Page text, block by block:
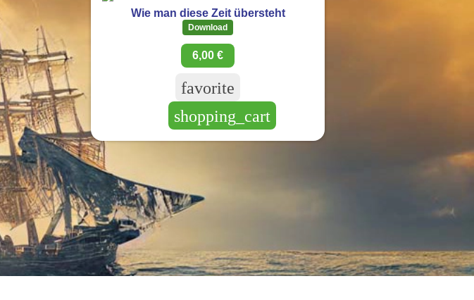
Wie man diese Zeit übersteht
Download
6,00 €
favorite
shopping_cart